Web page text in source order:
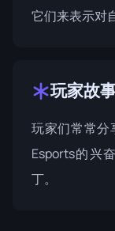
它们来表示对
玩家故
玩家们常常分
Esports的兴
丁。